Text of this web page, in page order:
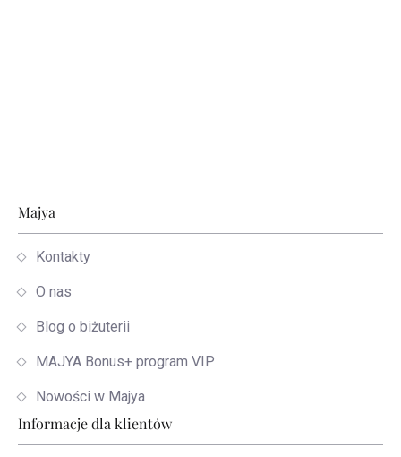
Stopka
Majya
Kontakty
O nas
Blog o biżuterii
MAJYA Bonus+ program VIP
Nowości w Majya
Informacje dla klientów